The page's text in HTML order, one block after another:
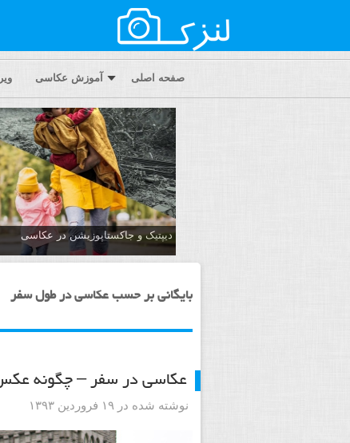
صفحه اصلی آموزش عکاسی
دیپتیک و جاکستا‌پوزیشن در عکاسی
بایگانی بر حسب عکاسی در طول سفر
عکاسی در سفر – چگونه
نوشته شده در ۱۹ فروردین ۱۳۹۳